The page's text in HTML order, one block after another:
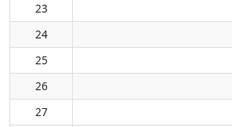
23
24
25
26
27